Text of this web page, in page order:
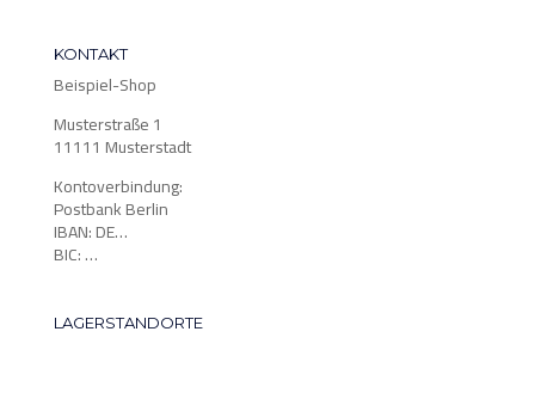
KONTAKT
Beispiel-Shop
Musterstraße 1
11111 Musterstadt
Kontoverbindung:
Postbank Berlin
IBAN: DE…
BIC: …
LAGERSTANDORTE